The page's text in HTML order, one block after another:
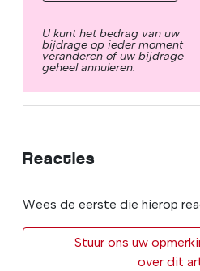
U kunt het bedrag van uw
bijdrage op ieder moment
veranderen of uw bijdrage
geheel annuleren.
Reacties
Wees de eerste die hierop
Stuur ons uw
over dit